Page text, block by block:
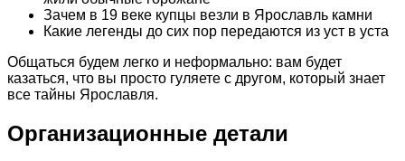
Зачем в 19 веке купцы везли в Ярославль камни
Какие легенды до сих пор передаются из уст в уста
Общаться будем легко и неформально: вам будет
казаться, что вы просто гуляете с другом, который знает
все тайны Ярославля.
Организационные детали